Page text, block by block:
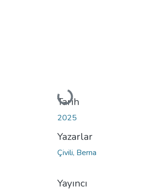
Yükleniyor...
Tarih
2025
Yazarlar
Çivili, Berna
Yayıncı